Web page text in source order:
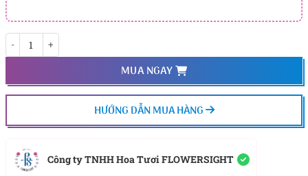
Happy Opening số lượng
MUA NGAY
HƯỚNG DẪN MUA HÀNG
Công ty TNHH Hoa Tươi FLOWERSIGHT